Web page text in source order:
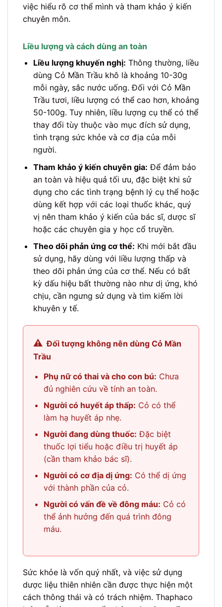
việc hiểu rõ cơ thể mình và tham khảo ý kiến
chuyên môn.
Liều lượng và cách dùng an toàn
Liều lượng khuyến nghị: Thông thường, liều
dùng Cỏ Mần Trầu khô là khoảng 10-30g
mỗi ngày, sắc nước uống. Đối với Cỏ Mần
Trầu tươi, liều lượng có thể cao hơn, khoảng
50-100g. Tuy nhiên, liều lượng cụ thể có thể
thay đổi tùy thuộc vào mục đích sử dụng,
tình trạng sức khỏe và cơ địa của mỗi
người.
Tham khảo ý kiến chuyên gia: Để đảm bảo
an toàn và hiệu quả tối ưu, đặc biệt khi sử
dụng cho các tình trạng bệnh lý cụ thể hoặc
dùng kết hợp với các loại thuốc khác, quý
vị nên tham khảo ý kiến của bác sĩ, dược sĩ
hoặc các chuyên gia y học cổ truyền.
Theo dõi phản ứng cơ thể: Khi mới bắt đầu
sử dụng, hãy dùng với liều lượng thấp và
theo dõi phản ứng của cơ thể. Nếu có bất
kỳ dấu hiệu bất thường nào như dị ứng, khó
chịu, cần ngưng sử dụng và tìm kiếm lời
khuyên y tế.
⚠️ Đối tượng không nên dùng Cỏ Mần
Trầu
Phụ nữ có thai và cho con bú: Chưa
đủ nghiên cứu về tính an toàn.
Người có huyết áp thấp: Cỏ có thể
làm hạ huyết áp nhẹ.
Người đang dùng thuốc: Đặc biệt
thuốc lợi tiểu hoặc điều trị huyết áp
(cần tham khảo bác sĩ).
Người có cơ địa dị ứng: Có thể dị ứng
với thành phần của cỏ.
Người có vấn đề về đông máu: Cỏ có
thể ảnh hưởng đến quá trình đông
máu.
Sức khỏe là vốn quý nhất, và việc sử dụng
dược liệu thiên nhiên cần được thực hiện một
cách thông thái và có trách nhiệm. Thaphaco